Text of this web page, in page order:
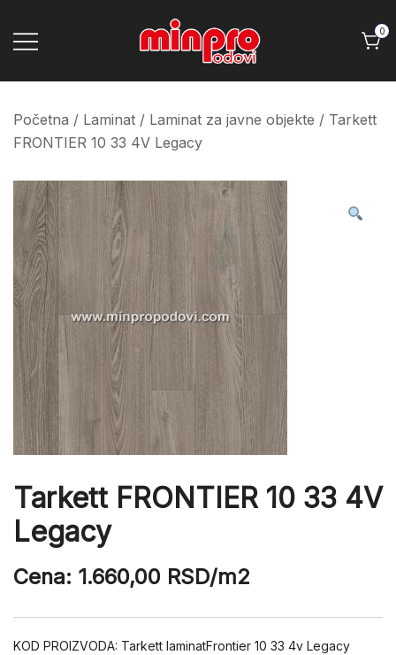
Minpro podovi
0
Početna / Laminat / Laminat za javne objekte / Tarkett
FRONTIER 10 33 4V Legacy
Tarkett FRONTIER 10 33 4V
Legacy
Cena: 1.660,00 RSD/m2
KOD PROIZVODA: Tarkett laminatFrontier 10 33 4v Legacy